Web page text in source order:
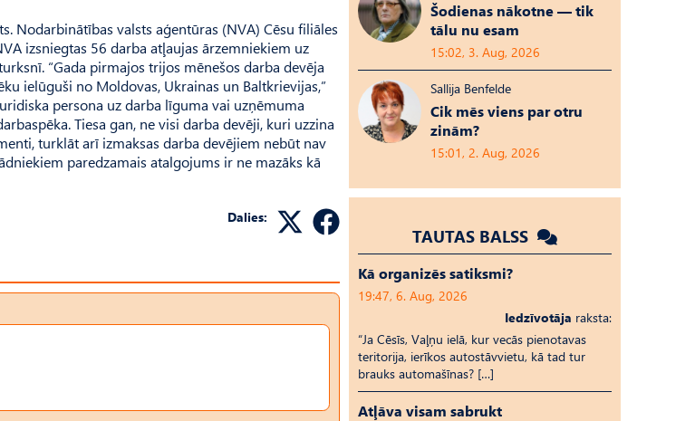
Nodarbinātības valsts aģentūras (NVA) Cēsu filiāles
izsniegtas 56 darba atļaujas ārzemniekiem uz
“Gada pirmajos trijos mēnešos darba devēja
ielūguši no Moldovas, Ukrainas un Baltkrievijas,”
persona uz darba līguma vai uzņēmuma
Tiesa gan, ne visi darba devēji, kuri uzzina
turklāt arī izmaksas darba devējiem nebūt nav
paredzamais atalgojums ir ne mazāks kā
Dalies:
Šodienas nākotne — tik
tālu nu esam
15:02, 3. Aug, 2026
Sallija Benfelde
Cik mēs viens par otru
zinām?
15:01, 2. Aug, 2026
TAUTAS BALSS
Kā organizēs satiksmi?
19:47, 6. Aug, 2026
Iedzīvotāja raksta:
“Ja Cēsīs, Vaļņu ielā, kur vecās pienotavas
teritorija, ierīkos autostāvvietu, kā tad tur
brauks automašīnas? […]
Atļāva visam sabrukt